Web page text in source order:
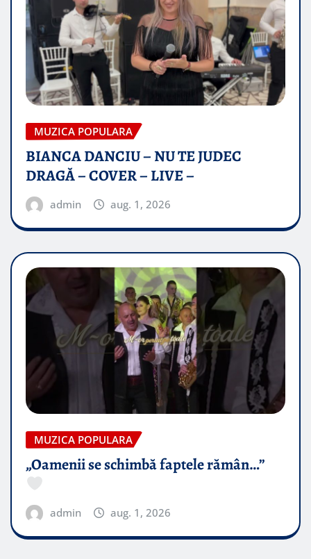
MUZICA POPULARA
BIANCA DANCIU – NU TE JUDEC
DRAGĂ – COVER – LIVE –
admin aug. 1, 2026
MUZICA POPULARA
„Oamenii se schimbă faptele rămân…”
admin aug. 1, 2026